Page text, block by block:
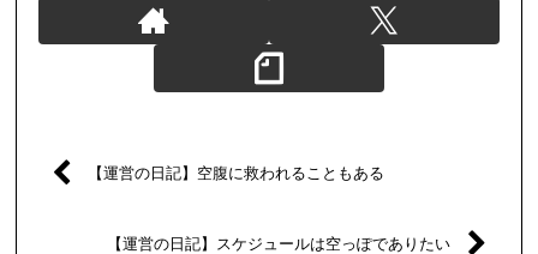
【運営の日記】空腹に救われることもある
【運営の日記】スケジュールは空っぽでありたい